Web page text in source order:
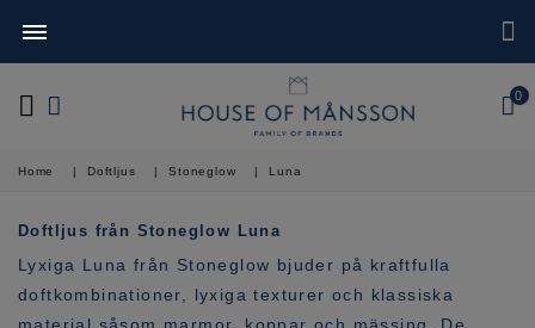
0
Home | Doftljus | Stoneglow | Luna
Doftljus från Stoneglow Luna
Lyxiga Luna från Stoneglow bjuder på kraftfulla
doftkombinationer, lyxiga texturer och klassiska